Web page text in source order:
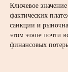
Ключевое
фактических
санкции и
этом этапе почти
финансовых